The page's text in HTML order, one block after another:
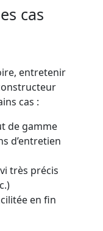
cas
entretenir
cas :
de gamme
d’entretien
très précis
en fin